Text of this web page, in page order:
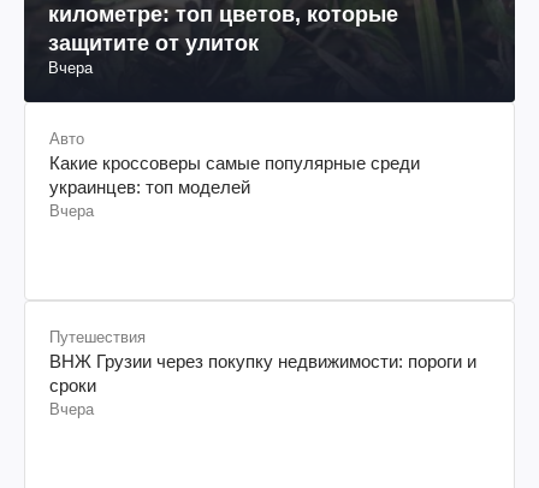
километре: топ цветов, которые
защитите от улиток
Вчера
Авто
Какие кроссоверы самые популярные среди
украинцев: топ моделей
Вчера
Путешествия
ВНЖ Грузии через покупку недвижимости: пороги и
сроки
Вчера